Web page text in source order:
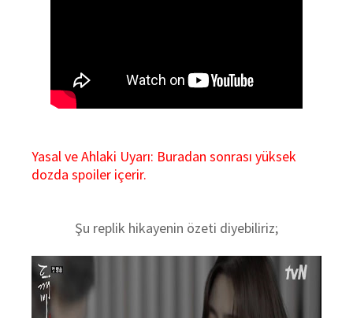
Yasal ve Ahlaki Uyarı: Buradan sonrası yüksek
dozda spoiler içerir.
Şu replik hikayenin özeti diyebiliriz;